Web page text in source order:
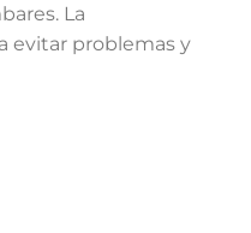
La
evitar problemas y